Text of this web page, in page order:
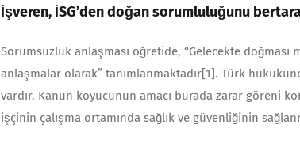
İşveren, İSG’den doğan sorumluluğunu
Sorumsuzluk anlaşması öğretide, “Gelecekte doğması
anlaşmalar olarak” tanımlanmaktadır[1]. Türk
vardır. Kanun koyucunun amacı burada zarar göreni
işçinin çalışma ortamında sağlık ve güvenliğinin